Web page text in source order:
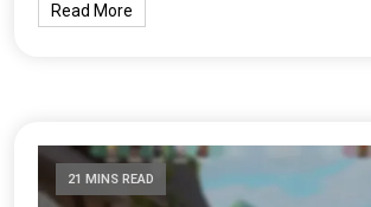
Read More
21 MINS READ